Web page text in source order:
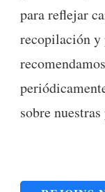
para reflejar
recopilación y
sobre